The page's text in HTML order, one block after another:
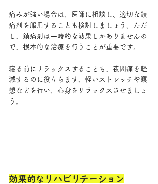
痛みが強い場合は、医師に相談し、適切な鎮
痛剤を服用することも検討しましょう。ただ
し、鎮痛剤は一時的な効果しかありませんの
で、根本的な治療を行うことが重要です。
寝る前にリラックスすることも、夜間痛を軽
減するのに役立ちます。軽いストレッチや瞑
想などを行い、心身をリラックスさせましょ
う。
効果的なリハビリテーション